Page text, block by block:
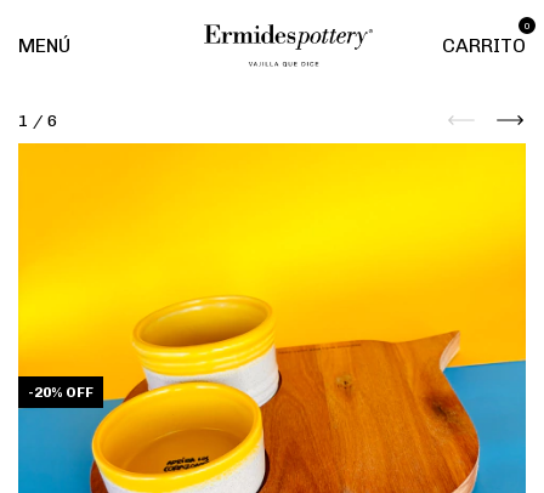
MENÚ CARRITO
0
1 / 6
-20% OFF